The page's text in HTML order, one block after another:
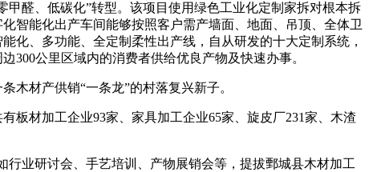
醛、低碳化”转型。该项目使用绿色工业化定制家拆对根本拆
智能化出产车间能够按照客户需产墙面、地面、吊顶、全体卫
化、多功能、全定制柔性出产线，自从研发的十大定制系统，
300公里区域内的消费者供给优良产物及快速办事。
材产供销“一条龙”的村落复兴新子。
材加工企业93家、家具加工企业65家、旋皮厂231家、木渣
业研讨会、手艺培训、产物展销会等，提拔鄄城县木材加工